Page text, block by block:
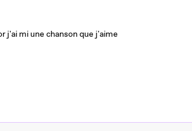
j'ai mi une chanson que j'aime